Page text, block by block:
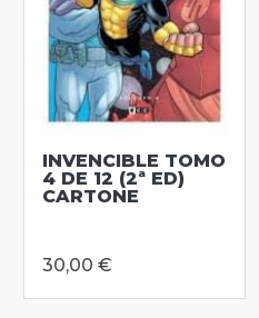
INVENCIBLE TOMO
4 DE 12 (2ª ED)
CARTONE
30,00 €